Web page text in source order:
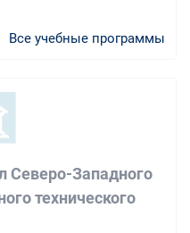
Все учебные программы
Северо-Западного
технического